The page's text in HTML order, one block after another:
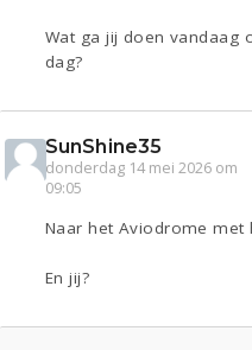
Wat ga jij doen vandaag
dag?
SunShine35
donderdag 14 mei 2026 om
09:05
Naar het Aviodrome met
En jij?